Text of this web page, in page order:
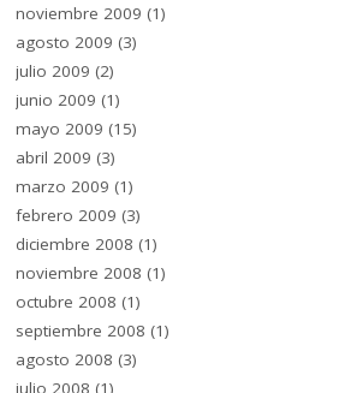
noviembre 2009 (1)
agosto 2009 (3)
julio 2009 (2)
junio 2009 (1)
mayo 2009 (15)
abril 2009 (3)
marzo 2009 (1)
febrero 2009 (3)
diciembre 2008 (1)
noviembre 2008 (1)
octubre 2008 (1)
septiembre 2008 (1)
agosto 2008 (3)
julio 2008 (1)